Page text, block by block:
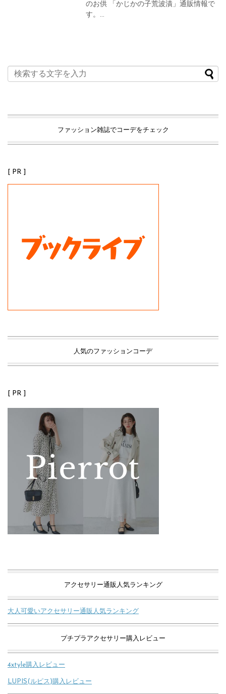
のお供 「かじかの子荒波漬」通販情報で
す。...
ファッション雑誌でコーデをチェック
[ PR ]
人気のファッションコーデ
[ PR ]
アクセサリー通販人気ランキング
大人可愛いアクセサリー通販人気ランキング
プチプラアクセサリー購入レビュー
4xtyle購入レビュー
LUPIS(ルピス)購入レビュー